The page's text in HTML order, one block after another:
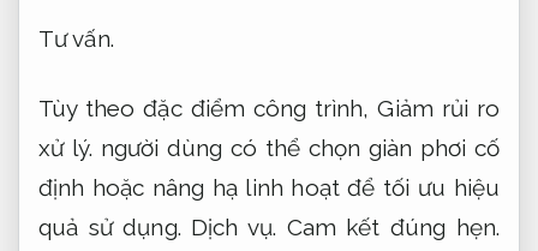
Tư vấn.
Tùy theo đặc điểm công trình,Giảm rủi ro
xử lý. người dùng có thể chọn giàn phơi cố
định hoặc nâng hạ linh hoạt để tối ưu hiệu
quả sử dụng. Dịch vụ. Cam kết đúng hẹn.